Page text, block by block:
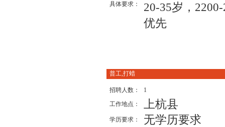
具体要求：
20-35岁，
优先
普工,打蜡
招聘人数：
1
工作地点：
上杭县
学历要求： 无学历要求